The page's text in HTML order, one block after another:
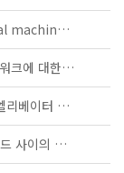
IEC 60034-5:2020 RLV - Rotating electrical machines - Part 5: Degrees of protection provided by the integral design of rotating electrical machines (IP code) - Classification
KS B ISO/TS 25740-1 - 에스컬레이터 및 무빙워크에 대한 안전요건 — 제1부: 세계공통 필수 안전요건(GESRs)
KS B ISO/TS 8100-21 - 승객 및 화물 운송용 엘리베이터 —제21부: 세계공통 필수안전요건(GESRs)을 충족하는 세계공통 안전 파라미터(GSPs)
KS C IEC TS 62872 - 산업 시설과 스마트 그리드 사이의 산업 공정 측정, 제어 및 자동화 시스템 인터페이스